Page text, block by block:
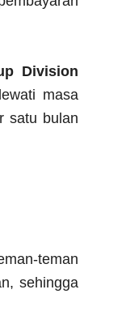
Division
masa
satu bulan
teman
sehingga